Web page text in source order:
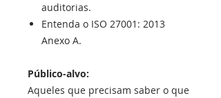
auditorias.
Entenda o ISO 27001: 2013
Anexo A.
Público-alvo:
Aqueles que precisam saber o que